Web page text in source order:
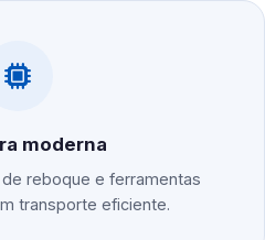
moderna
reboque e ferramentas
transporte eficiente.